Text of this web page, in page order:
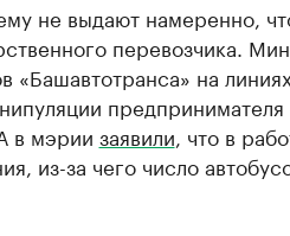
не выдают намеренно,
перевозчика.
«Башавтотранса» на линиях
предпринимателя
в мэрии заявили , что в
из-за чего число